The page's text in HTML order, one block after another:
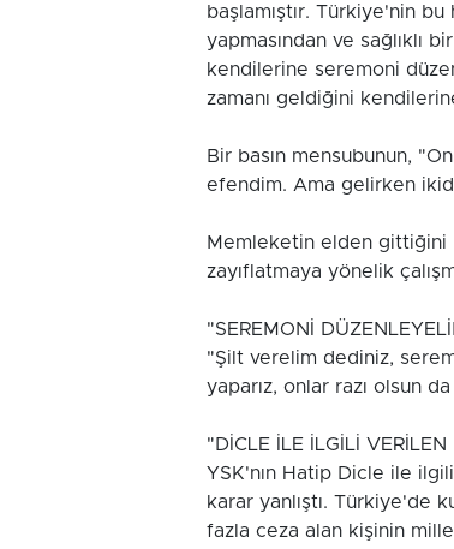
başlamıştır. Türkiye'nin
yapmasından ve sağlıklı
kendilerine seremoni
zamanı geldiğini
Bir basın mensubunun,
efendim. Ama gelirken
Memleketin elden gittiğini
zayıflatmaya yönelik
"SEREMONİ
"Şilt verelim dediniz,
yaparız, onlar razı olsun
"DİCLE İLE İLGİLİ
YSK'nın Hatip Dicle ile
karar yanlıştı. Türkiye'de
fazla ceza alan kişinin